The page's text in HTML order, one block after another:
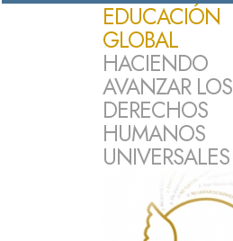
EDUCACIÓN
GLOBAL
HACIENDO
AVANZAR LOS
DERECHOS
HUMANOS
UNIVERSALES